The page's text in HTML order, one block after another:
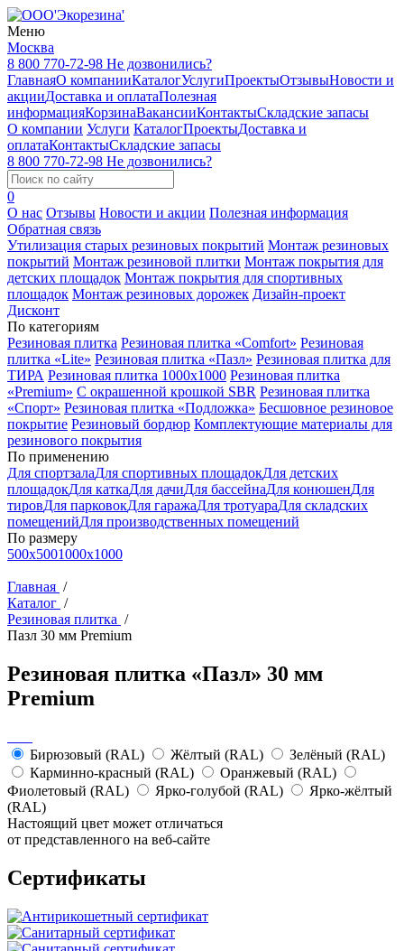
Меню
Москва
8 800 770-72-98 Не дозвонились?
ГлавнаяО компанииКаталогУслугиПроектыОтзывыНовости и
акцииДоставка и оплатаПолезная
информацияКорзинаВакансииКонтактыСкладские запасы
О компании Услуги КаталогПроектыДоставка и
оплатаКонтактыСкладские запасы
8 800 770-72-98 Не дозвонились?
0
О нас Отзывы Новости и акции Полезная информация
Обратная связь
Утилизация старых резиновых покрытий Монтаж резиновых
покрытий Монтаж резиновой плитки Монтаж покрытия для
детских площадок Монтаж покрытия для спортивных
площадок Монтаж резиновых дорожек Дизайн-проект
Дисконт
По категориям
Резиновая плитка Резиновая плитка «Comfort» Резиновая
плитка «Lite» Резиновая плитка «Пазл» Резиновая плитка для
ТИРА Резиновая плитка 1000x1000 Резиновая плитка
«Premium» С окрашенной крошкой SBR Резиновая плитка
«Спорт» Резиновая плитка «Подложка» Бесшовное резиновое
покрытие Резиновый бордюр Комплектующие материалы для
резинового покрытия
По применению
Для спортзалаДля спортивных площадокДля детских
площадокДля каткаДля дачиДля бaссейнаДля конюшенДля
тировДля парковокДля гаражаДля тротуараДля складских
помещенийДля производственных помещений
По размеру
500x5001000x1000
Главная /
Каталог /
Резиновая плитка /
Пазл 30 мм Premium
Резиновая плитка «Пазл» 30 мм
Premium
Бирюзовый (RAL) Жёлтый (RAL)
Зелёный (RAL)
Карминно-красный (RAL)
Оранжевый (RAL)
Фиолетовый (RAL)
Ярко-голубой (RAL)
Ярко-жёлтый
(RAL)
Настоящий цвет может отличаться
от представленного на веб-сайте
Сертификаты